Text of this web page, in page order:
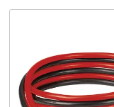
Italiano
ITItaliano